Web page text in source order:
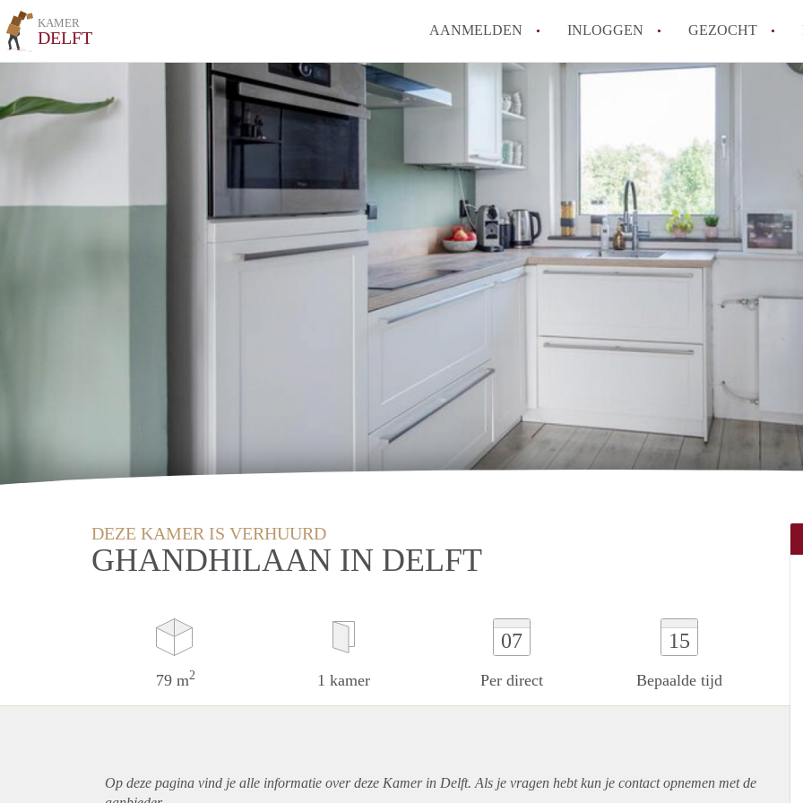
KAMER
DELFT AANMELDEN INLOGGEN GEZOCHT
Wat is de privacyverklaring
Berekent Kamer-Delft
Is KamerDelft
Delft?
Alle veelgestelde vragen
DEZE KAMER IS VERHUURD
GHANDHILAAN IN DELFT
79 m2 1 kamer
07
Per direct
15
Bepaalde tijd
Op deze pagina vind je alle informatie over deze Kamer in Delft. Als je vragen hebt kun je contact opnemen met de